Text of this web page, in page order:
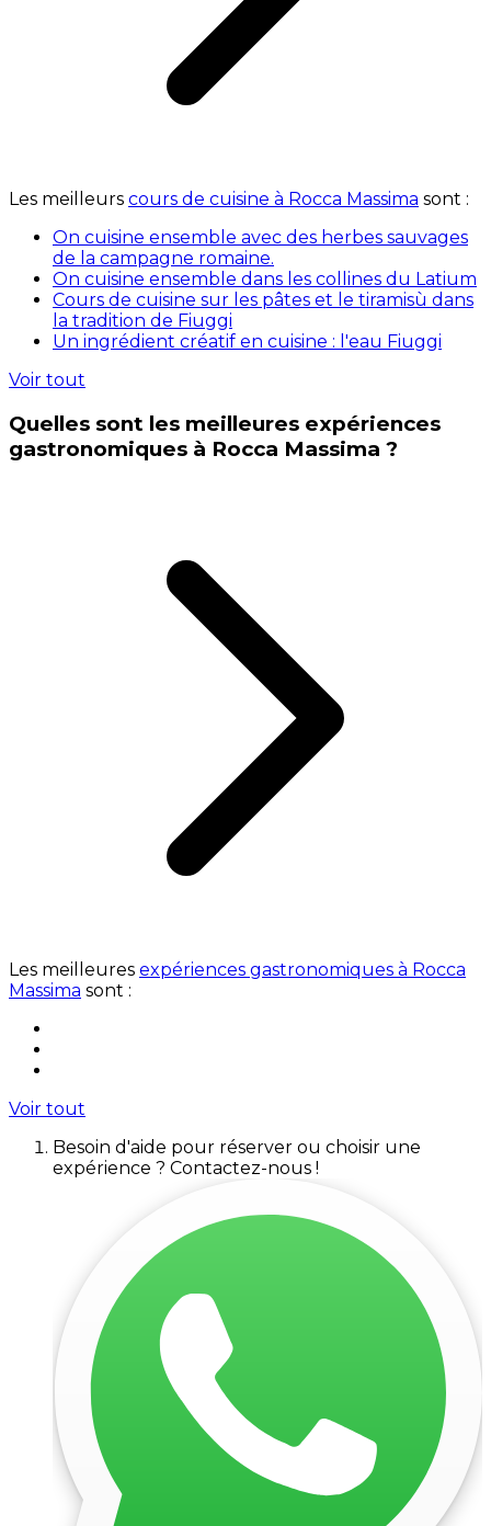
Les meilleurs cours de cuisine à Rocca Massima sont :
On cuisine ensemble avec des herbes sauvages
de la campagne romaine.
On cuisine ensemble dans les collines du Latium
Cours de cuisine sur les pâtes et le tiramisù dans
la tradition de Fiuggi
Un ingrédient créatif en cuisine : l'eau Fiuggi
Voir tout
Quelles sont les meilleures expériences
gastronomiques à Rocca Massima ?
Les meilleures expériences gastronomiques à Rocca
Massima sont :
Voir tout
Besoin d'aide pour réserver ou choisir une
expérience ? Contactez-nous !